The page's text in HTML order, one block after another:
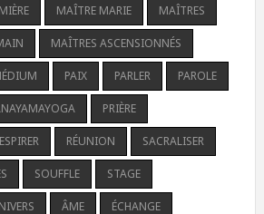
MAÎTRE MARIE MAÎTRES
MAÎTRES ASCENSIONNÉS
PAIX PARLER PAROLE
PRIÈRE
RÉUNION SACRALISER
SOUFFLE STAGE
ÂME ÉCHANGE